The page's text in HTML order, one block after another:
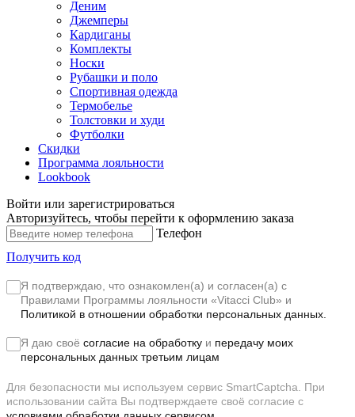
Деним
Джемперы
Кардиганы
Комплекты
Носки
Рубашки и поло
Спортивная одежда
Термобелье
Толстовки и худи
Футболки
Скидки
Программа лояльности
Lookbook
Войти или зарегистрироваться
Авторизуйтесь, чтобы перейти к оформлению заказа
Телефон
Получить код
Я подтверждаю, что ознакомлен(а) и согласен(а) с
Правилами Программы лояльности «Vitacci Club» и
Политикой в отношении обработки персональных данных.
Я даю своё согласие на обработку и передачу моих
персональных данных третьим лицам
Для безопасности мы используем сервис SmartCaptcha. При
использовании сайта Вы подтверждаете своё согласие с